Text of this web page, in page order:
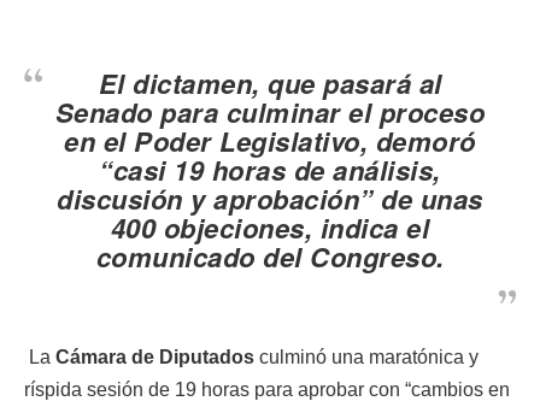
El dictamen, que pasará al
Senado para culminar el proceso
en el Poder Legislativo, demoró
“casi 19 horas de análisis,
discusión y aprobación” de unas
400 objeciones, indica el
comunicado delCongreso.
La Cámara de Diputados culminó una maratónica y
ríspida sesión de 19 horas para aprobar con “cambios en